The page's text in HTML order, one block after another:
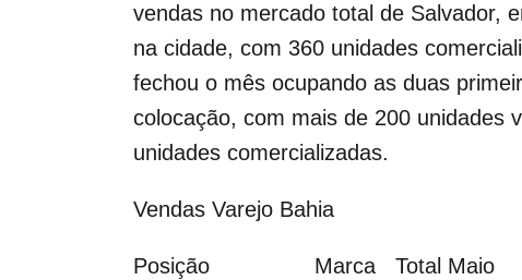
vendas no mercado total de Salvador,
na cidade, com 360 unidades
fechou o mês ocupando as duas
colocação, com mais de 200 unidades
unidades comercializadas.
Vendas Varejo Bahia
Posição Marca Total Maio